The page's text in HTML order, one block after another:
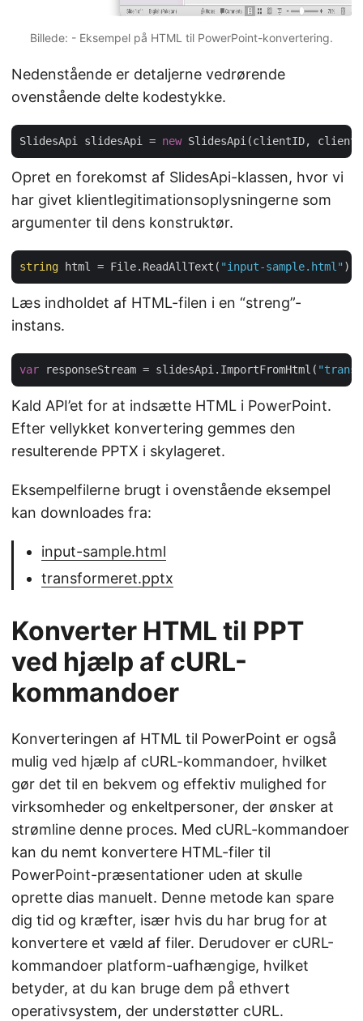
Billede: - Eksempel på HTML til PowerPoint-konvertering.
Nedenstående er detaljerne vedrørende
ovenstående delte kodestykke.
SlidesApi slidesApi = new
Opret en forekomst af SlidesApi-klassen, hvor vi
har givet klientlegitimationsoplysningerne som
argumenter til dens konstruktør.
string html = File.ReadAllText( "input-sample.html"
Læs indholdet af HTML-filen i en “streng”-
instans.
var responseStream = slidesApi.ImportFromHtml(
Kald API’et for at indsætte HTML i PowerPoint.
Efter vellykket konvertering gemmes den
resulterende PPTX i skylageret.
Eksempelfilerne brugt i ovenstående eksempel
kan downloades fra:
input-sample.html
transformeret.pptx
Konverter HTML til PPT
ved hjælp af cURL-
kommandoer
Konverteringen af HTML til PowerPoint er også
mulig ved hjælp af cURL-kommandoer, hvilket
gør det til en bekvem og effektiv mulighed for
virksomheder og enkeltpersoner, der ønsker at
strømline denne proces. Med cURL-kommandoer
kan du nemt konvertere HTML-filer til
PowerPoint-præsentationer uden at skulle
oprette dias manuelt. Denne metode kan spare
dig tid og kræfter, især hvis du har brug for at
konvertere et væld af filer. Derudover er cURL-
kommandoer platform-uafhængige, hvilket
betyder, at du kan bruge dem på ethvert
operativsystem, der understøtter cURL.